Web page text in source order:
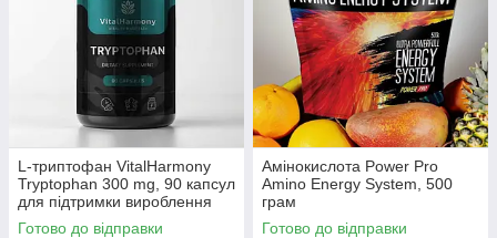
L-триптофан VitalHarmony
Tryptophan 300 mg, 90 капсул
для підтримки вироблення
серотоніну
Готово до відправки
Амінокислота Power Pro
Amino Energy System, 500
грам
Готово до відправки